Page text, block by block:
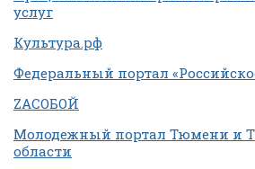
услуг
Культура.рф
Федеральный портал
ZAСОБОЙ
Молодежный портал Тюмени и
области